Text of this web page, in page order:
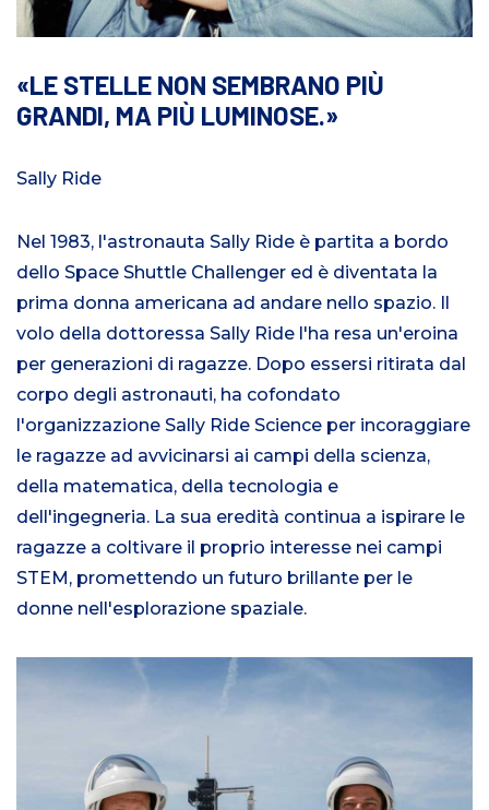
LE STELLE NON SEMBRANO PIÙ
GRANDI, MA PIÙ LUMINOSE.
Sally Ride
Nel 1983, l'astronauta Sally Ride è partita a bordo
dello Space Shuttle Challenger ed è diventata la
prima donna americana ad andare nello spazio. Il
volo della dottoressa Sally Ride l'ha resa un'eroina
per generazioni di ragazze. Dopo essersi ritirata dal
corpo degli astronauti, ha cofondato
l'organizzazione Sally Ride Science per incoraggiare
le ragazze ad avvicinarsi ai campi della scienza,
della matematica, della tecnologia e
dell'ingegneria. La sua eredità continua a ispirare le
ragazze a coltivare il proprio interesse nei campi
STEM, promettendo un futuro brillante per le
donne nell'esplorazione spaziale.